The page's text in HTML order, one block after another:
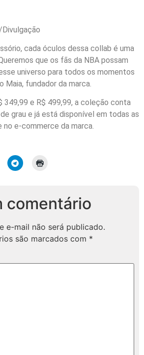
Divulgação
cada óculos dessa collab é uma
que os fãs da NBA possam
universo para todos os momentos
Maia, fundador da marca.
349,99 e R$ 499,99, a coleção conta
grau e já está disponível em todas as
no e-commerce da marca.
comentário
e-mail não será publicado.
são marcados com *